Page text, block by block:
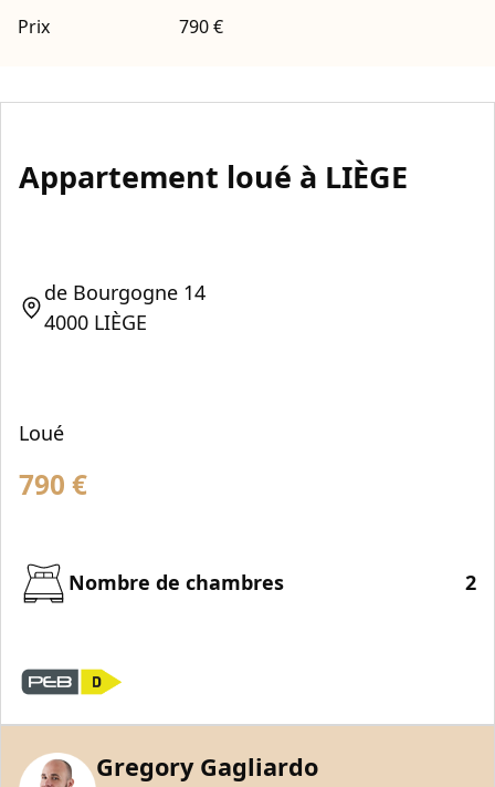
Prix 790 €
Appartement loué à LIÈGE
de Bourgogne 14
4000 LIÈGE
Loué
790 €
Nombre de chambres 2
Gregory Gagliardo